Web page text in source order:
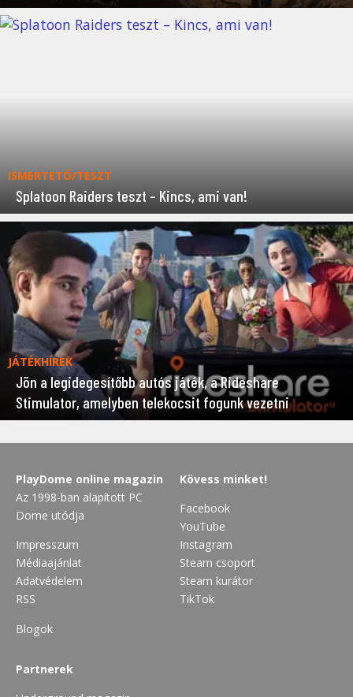
ISMERTETŐ/TESZT
Splatoon Raiders teszt – Kincs, ami van!
JÁTÉKHÍREK
Jön a legidegesítőbb autós játék, a Rideshare
Stimulator, amelyben telekocsit fogunk vezetni
PlayDome online magazin
Az 1998-ban alapított PC
Dome utódja
Impresszum
Médiaajánlat
Adatvédelem
RSS
Blogok
Kövess minket!
Facebook
YouTube
Instagram
Steam csoport
Steam kurátor
TikTok
Partnerek